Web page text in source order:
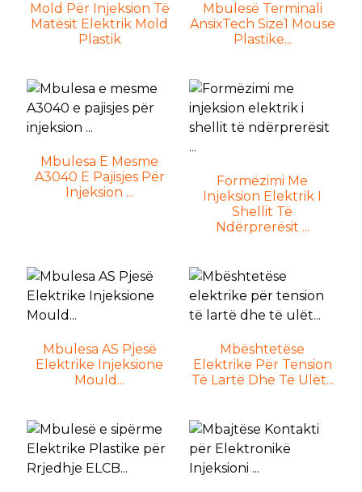
Mold Për Injeksion Të
Matësit Elektrik Mold
Plastik
Mbulesë Terminali
AnsixTech Size1 Mouse
Plastike...
Mbulesa E Mesme
A3040 E Pajisjes Për
Injeksion ...
Formëzimi Me
Injeksion Elektrik I
Shellit Të
Ndërprerësit ...
Mbulesa AS Pjesë
Elektrike Injeksione
Mould...
Mbështetëse
Elektrike Për Tension
Të Lartë Dhe Të Ulët...